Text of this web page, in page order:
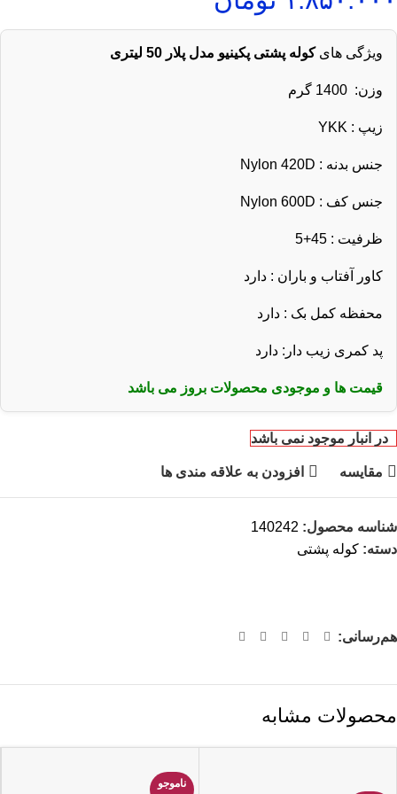
ویژگی هایکوله پشتی پکینیو مدل پلار 50 لیتری
وزن: 1400 گرم
زیپ : YKK
جنس بدنه : Nylon 420D
جنس کف : Nylon 600D
ظرفیت : 45+5
کاور آفتاب و باران : دارد
محفظه کمل بک : دارد
پد کمری زیب دار: دارد
قیمت ها و موجودی محصولات بروز می باشد
در انبار موجود نمی باشد
مقایسه افزودن به علاقه مندی ها
شناسه محصول: 140242
دسته: کوله پشتی
هم‌رسانی:
محصولات مشابه
ناموجو